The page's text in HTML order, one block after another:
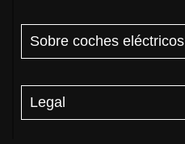
Sobre coches eléctricos
Legal